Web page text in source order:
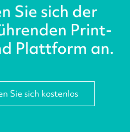
Sie sich der
Print-
Plattform an.
Sie sich kostenlos